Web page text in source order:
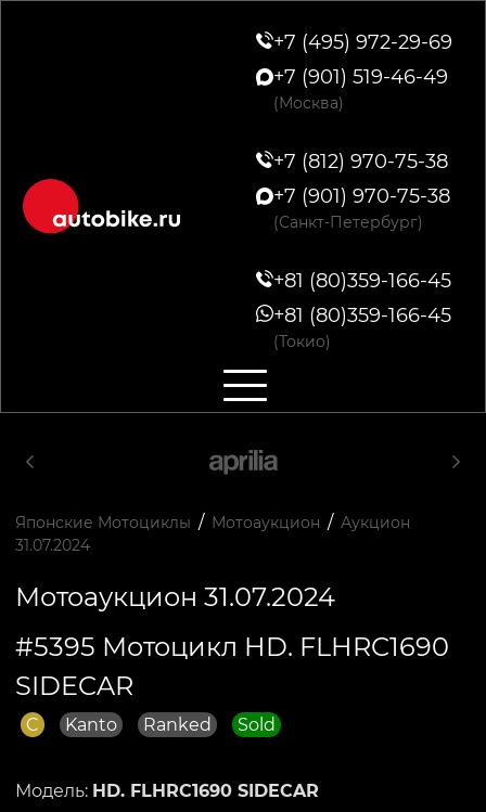
+7 (495) 972-29-69
+7 (901) 519-46-49
(Москва)
+7 (812) 970-75-38
+7 (901) 970-75-38
(Санкт-Петербург)
+81 (80)359-166-45
+81 (80)359-166-45
(Токио)
Японские Мотоциклы / Мотоаукцион / Аукцион
31.07.2024
Мотоаукцион 31.07.2024
#5395 Мотоцикл HD. FLHRC1690
SIDECAR
C Kanto Ranked Sold
Модель: HD. FLHRC1690 SIDECAR